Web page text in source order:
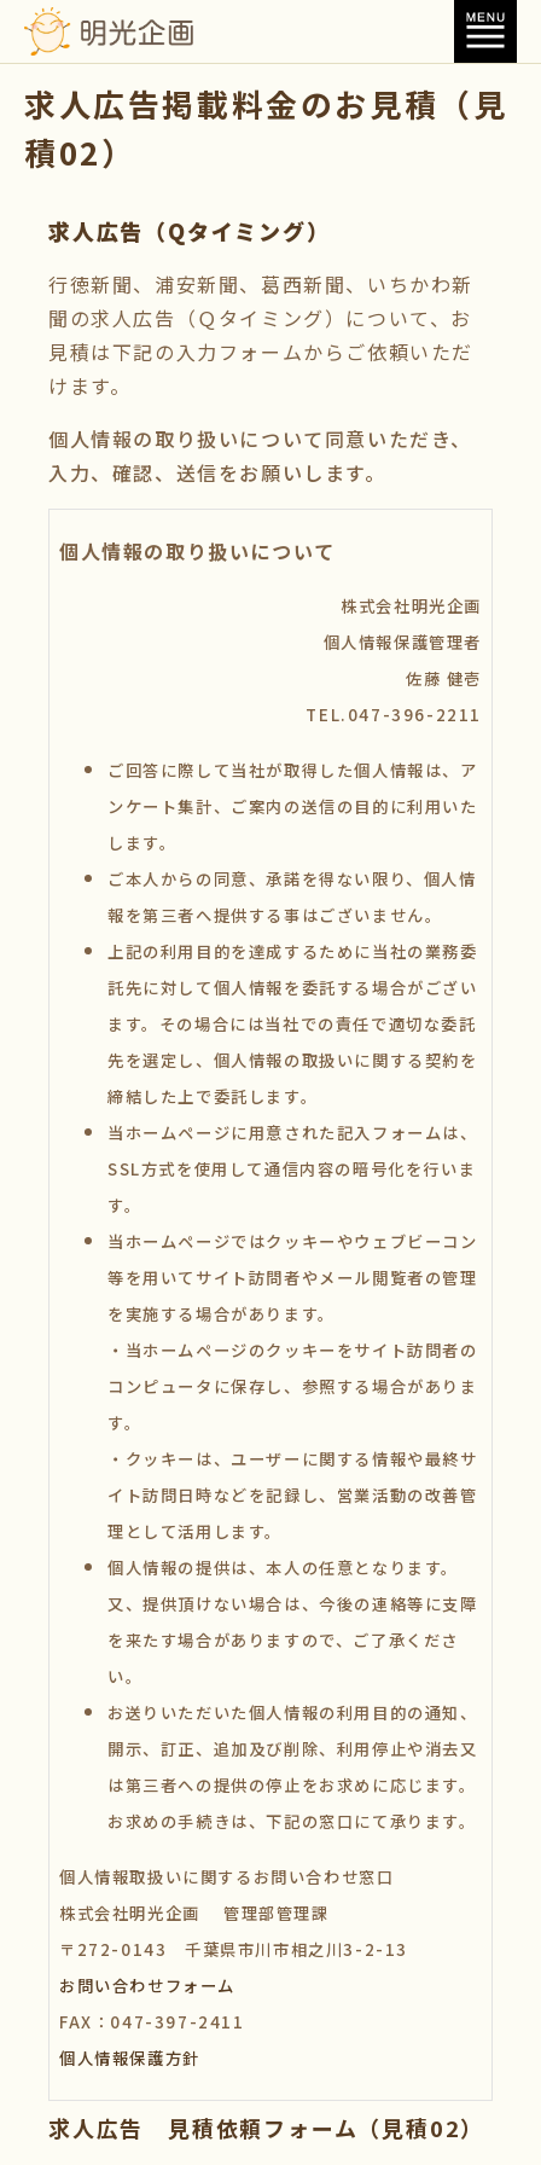
求人広告掲載料金のお見積（見
積02）
求人広告（Qタイミング）
行徳新聞、浦安新聞、葛西新聞、いちかわ新
聞の求人広告（Ｑタイミング）について、お
見積は下記の入力フォームからご依頼いただ
けます。
個人情報の取り扱いについて同意いただき、
入力、確認、送信をお願いします。
個人情報の取り扱いについて
株式会社明光企画
個人情報保護管理者
佐藤 健壱
TEL.047-396-2211
ご回答に際して当社が取得した個人情報は、ア
ンケート集計、ご案内の送信の目的に利用いた
します。
ご本人からの同意、承諾を得ない限り、個人情
報を第三者へ提供する事はございません。
上記の利用目的を達成するために当社の業務委
託先に対して個人情報を委託する場合がござい
ます。その場合には当社での責任で適切な委託
先を選定し、個人情報の取扱いに関する契約を
締結した上で委託します。
当ホームページに用意された記入フォームは、
SSL方式を使用して通信内容の暗号化を行いま
す。
当ホームページではクッキーやウェブビーコン
等を用いてサイト訪問者やメール閲覧者の管理
を実施する場合があります。
・当ホームページのクッキーをサイト訪問者の
コンピュータに保存し、参照する場合がありま
す。
・クッキーは、ユーザーに関する情報や最終サ
イト訪問日時などを記録し、営業活動の改善管
理として活用します。
個人情報の提供は、本人の任意となります。
又、提供頂けない場合は、今後の連絡等に支障
を来たす場合がありますので、ご了承くださ
い。
お送りいただいた個人情報の利用目的の通知、
開示、訂正、追加及び削除、利用停止や消去又
は第三者への提供の停止をお求めに応じます。
お求めの手続きは、下記の窓口にて承ります。
個人情報取扱いに関するお問い合わせ窓口
株式会社明光企画 管理部管理課
〒272-0143 千葉県市川市相之川3-2-13
お問い合わせフォーム
FAX：047-397-2411
個人情報保護方針
求人広告 見積依頼フォーム（見積02）